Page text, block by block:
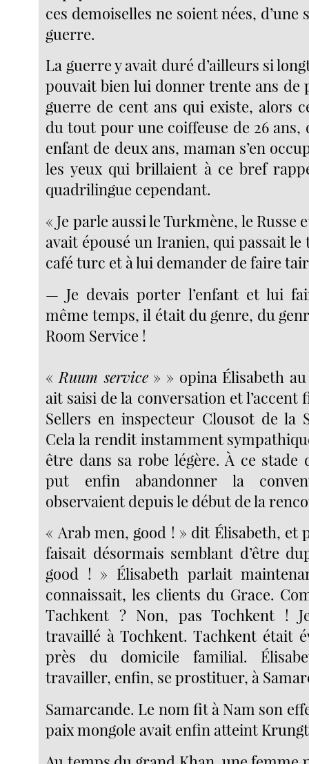
ces demoiselles ne soient nées, d’une
guerre.
La guerre y avait duré d’ailleurs si
pouvait bien lui donner trente ans de
guerre de cent ans qui existe, alors
du tout pour une coiffeuse de 26 ans,
enfant de deux ans, maman s’en
les yeux qui brillaient à ce bref
quadrilingue cependant.
« Je parle aussi le Turkmène, le Russe
avait épousé un Iranien, qui passait
café turc et à lui demander de faire
— Je devais porter l’enfant et lui
même temps, il était du genre, du
Room Service !
« Ruum service» » opina Élisabeth
ait saisi de la conversation et l’accent
Sellers en inspecteur Clousot de la
Cela la rendit instamment
être dans sa robe légère. À ce stade
put enfin abandonner la
observaient depuis le début de la
« Arab men, good ! » dit Élisabeth, et
faisait désormais semblant d’être
good ! » Élisabeth parlait
connaissait, les clients du Grace.
Tachkent ? Non, pas Tochkent !
travaillé à Tochkent. Tachkent était
près du domicile familial.
travailler, enfin, se prostituer, à
Samarcande. Le nom fit à Nam son
paix mongole avait enfin atteint